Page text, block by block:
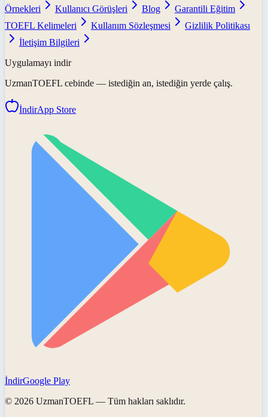
Örnekleri
Kullanıcı Görüşleri Blog
Garantili Eğitim
TOEFL Kelimeleri
Kullanım Sözleşmesi
Gizlilik Politikası
İletişim Bilgileri
Uygulamayı indir
UzmanTOEFL cebinde — istediğin an, istediğin yerde çalış.
İndirApp Store
İndirGoogle Play
© 2026 UzmanTOEFL — Tüm hakları saklıdır.